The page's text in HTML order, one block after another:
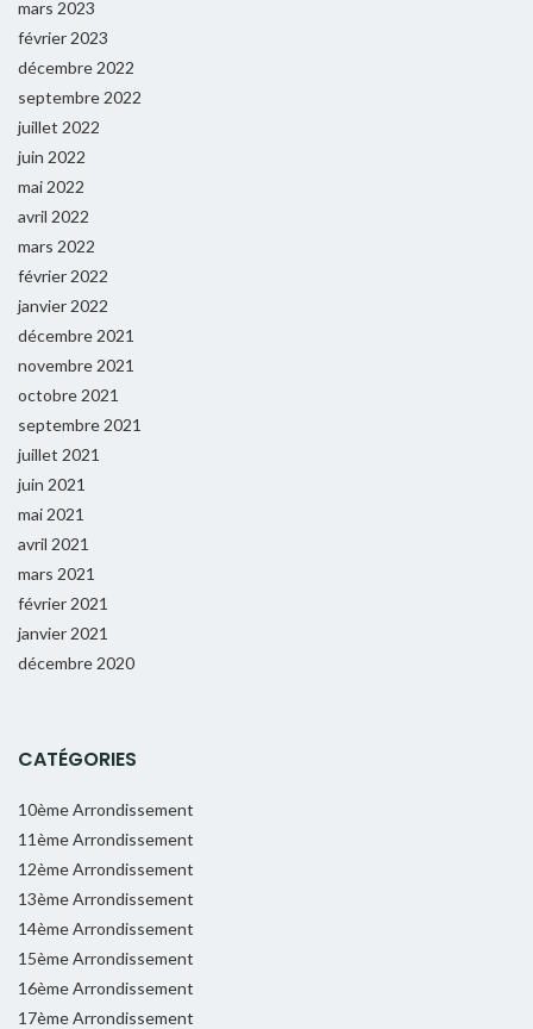
mars 2023
février 2023
décembre 2022
septembre 2022
juillet 2022
juin 2022
mai 2022
avril 2022
mars 2022
février 2022
janvier 2022
décembre 2021
novembre 2021
octobre 2021
septembre 2021
juillet 2021
juin 2021
mai 2021
avril 2021
mars 2021
février 2021
janvier 2021
décembre 2020
CATÉGORIES
10ème Arrondissement
11ème Arrondissement
12ème Arrondissement
13ème Arrondissement
14ème Arrondissement
15ème Arrondissement
16ème Arrondissement
17ème Arrondissement